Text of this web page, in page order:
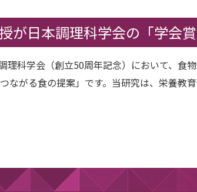
が日本調理科学会の「学会賞
科学会（創立50周年記念）において、食
がる食の提案」です。当研究は、栄養教